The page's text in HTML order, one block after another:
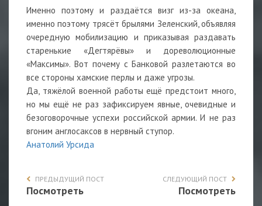
Именно поэтому и раздаётся визг из-за океана,
именно поэтому трясёт брылями Зеленский, объявляя
очередную мобилизацию и приказывая раздавать
старенькие «Дегтярёвы» и дореволюционные
«Максимы». Вот почему с Банковой разлетаются во
все стороны хамские перлы и даже угрозы.
Да, тяжёлой военной работы ещё предстоит много,
но мы ещё не раз зафиксируем явные, очевидные и
безоговорочные успехи российской армии. И не раз
вгоним англосаксов в нервный ступор.
Анатолий Урсида
ПРЕДЫДУЩИЙ ПОСТ
Посмотреть
СЛЕДУЮЩИЙ ПОСТ
Посмотреть